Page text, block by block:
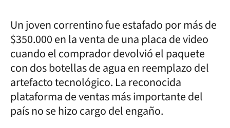
Un joven correntino fue estafado por más de
$350.000 en la venta de una placa de video
cuando el comprador devolvió el paquete
con dos botellas de agua en reemplazo del
artefacto tecnológico. La reconocida
plataforma de ventas más importante del
país no se hizo cargo del engaño.